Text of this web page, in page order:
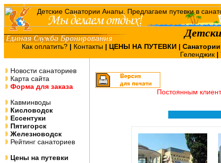
Как оплатить? | Контакты | ЦЕНЫ НА ПУТЕВКИ |
Геленджик |
Новости санаториев
Карта сайта
Форма для заказа
Кавминводы
Кисловодск
Ессентуки
Пятигорск
Железноводск
Рейтинг санаториев
Цены на путевки
Постоянным